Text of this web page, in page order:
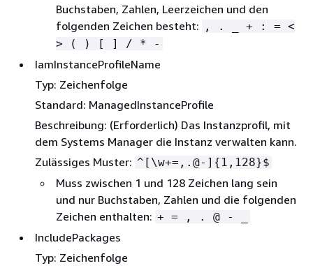
Buchstaben, Zahlen, Leerzeichen und den
folgenden Zeichen besteht:
, . _ + : = <
> ( ) [ ] / * -
IamInstanceProfileName
Typ: Zeichenfolge
Standard: ManagedInstanceProfile
Beschreibung: (Erforderlich) Das Instanzprofil, mit
dem Systems Manager die Instanz verwalten kann.
Zulässiges Muster: ^[\w+=,.@-] { 1,128}$
Muss zwischen 1 und 128 Zeichen lang sein
und nur Buchstaben, Zahlen und die folgenden
Zeichen enthalten: + = , . @ - _
IncludePackages
Typ: Zeichenfolge